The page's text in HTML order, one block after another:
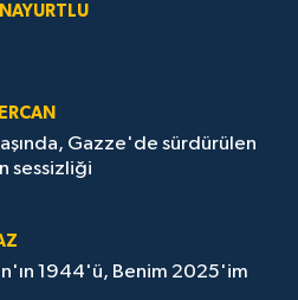
Gazze'de sürdürülen
sessizliği
1944'ü, Benim 2025'im